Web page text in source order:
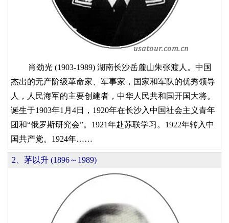
肖劲光 (1903-1989) 湖南长沙岳麓山朱张渡人。中国
杰出的无产阶级革命家、军事家，国家和军队的优秀领导
人，人民海军的主要创建者，中华人民共和国开国大将。
诞生于1903年1月4日，1920年在长沙入中国社会主义青年
团和“俄罗斯研究会”。1921年赴苏联学习。1922年转入中
国共产党。1924年……
2、茅以升 (1896～1989)